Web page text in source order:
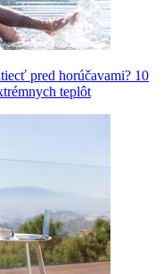
pred horúčavami? 10
teplôt